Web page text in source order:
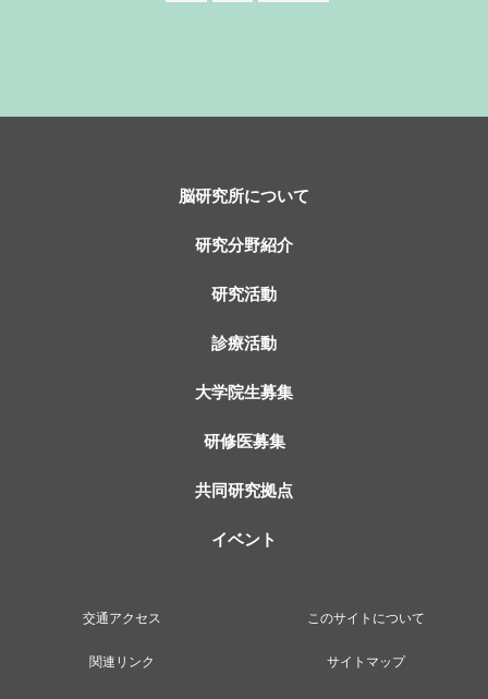
脳研究所について
研究分野紹介
研究活動
診療活動
大学院生募集
研修医募集
共同研究拠点
イベント
交通アクセス このサイトについて
関連リンク サイトマップ